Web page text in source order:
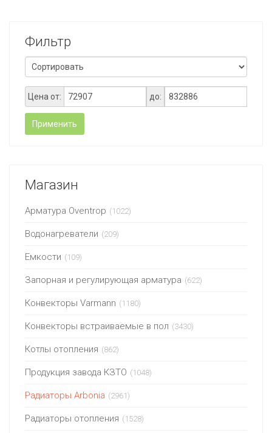
Фильтр
Цена от: до:
Применить
Магазин
Арматура Oventrop (1022)
Водонагреватели (209)
Емкости (109)
Запорная и регулирующая арматура (622)
Конвекторы Varmann (1180)
Конвекторы встраиваемые в пол (3430)
Котлы отопления (862)
Продукция завода КЗТО (1048)
Радиаторы Arbonia (2961)
Радиаторы отопления (1528)